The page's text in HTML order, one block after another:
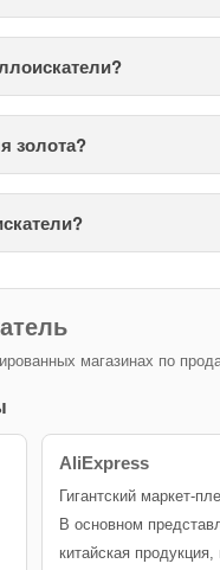
золота?
магазинах по
AliExpress
Гигантский маркет-
В основном
китайская